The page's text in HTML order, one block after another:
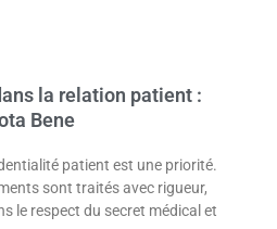
la relation patient :
Bene
patient est une priorité.
sont traités avec rigueur,
le respect du secret médical et